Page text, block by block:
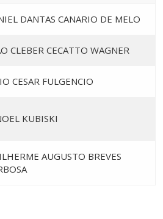
DANTAS CANARIO DE MELO
CLEBER CECATTO WAGNER
CESAR FULGENCIO
KUBISKI
AUGUSTO BREVES